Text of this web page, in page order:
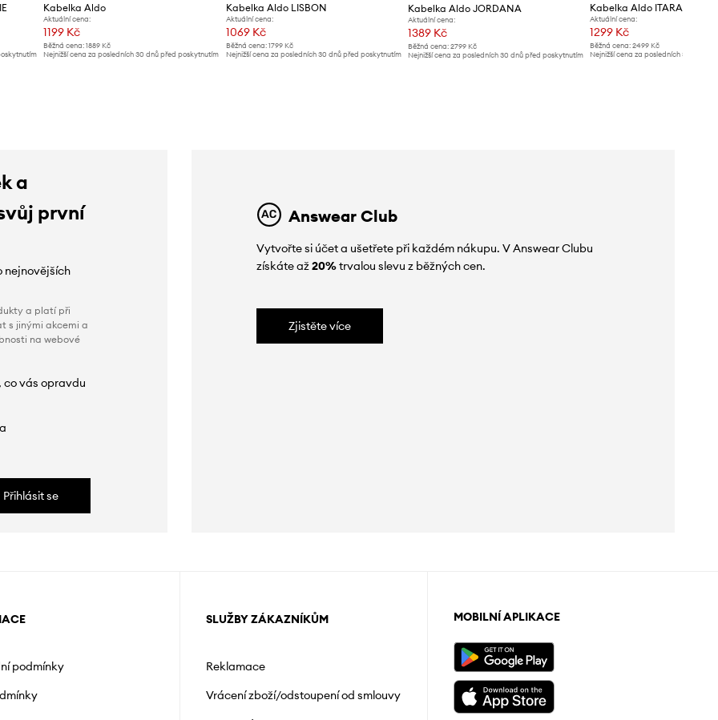
Kabelka Aldo
Aktuální cena:
1199 Kč
Běžná cena: 1889 Kč
Nejnižší cena za posledních 30 dnů před poskytnutím
Kabelka Aldo LISBON
Aktuální cena:
1069 Kč
Běžná cena: 1799 Kč
Nejnižší cena za posledních 30 dnů před poskytnutím
Kabelka Aldo JORDANA
Aktuální cena:
1389 Kč
Běžná cena:2799 Kč
Nejnižší cena za posledních 30 dnů před poskytnutím
Kabelka Aldo ITARARE
Aktuální cena:
1299 Kč
Běžná cena: 2499 Kč
Nejnižší cena za posledních 30 dnů
a
první
nejnovějších
a platí při
s jinými akcemi a
na webové
co vás opravdu
Přihlásit se
Answear Club
Vytvořte si účet a ušetřete při každém nákupu. V Answear Clubu
získáte až20%trvalou slevu z běžných cen.
Zjistěte více
podmínky
SLUŽBY ZÁKAZNÍKŮM
Reklamace
Vrácení zboží/odstoupení od smlouvy
MOBILNÍ APLIKACE